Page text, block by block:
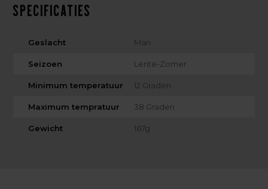
Specificaties
Geslacht Man
Seizoen Lente-Zomer
Minimum temperatuur 12 Graden
Maximum tempratuur 38 Graden
Gewicht 167g